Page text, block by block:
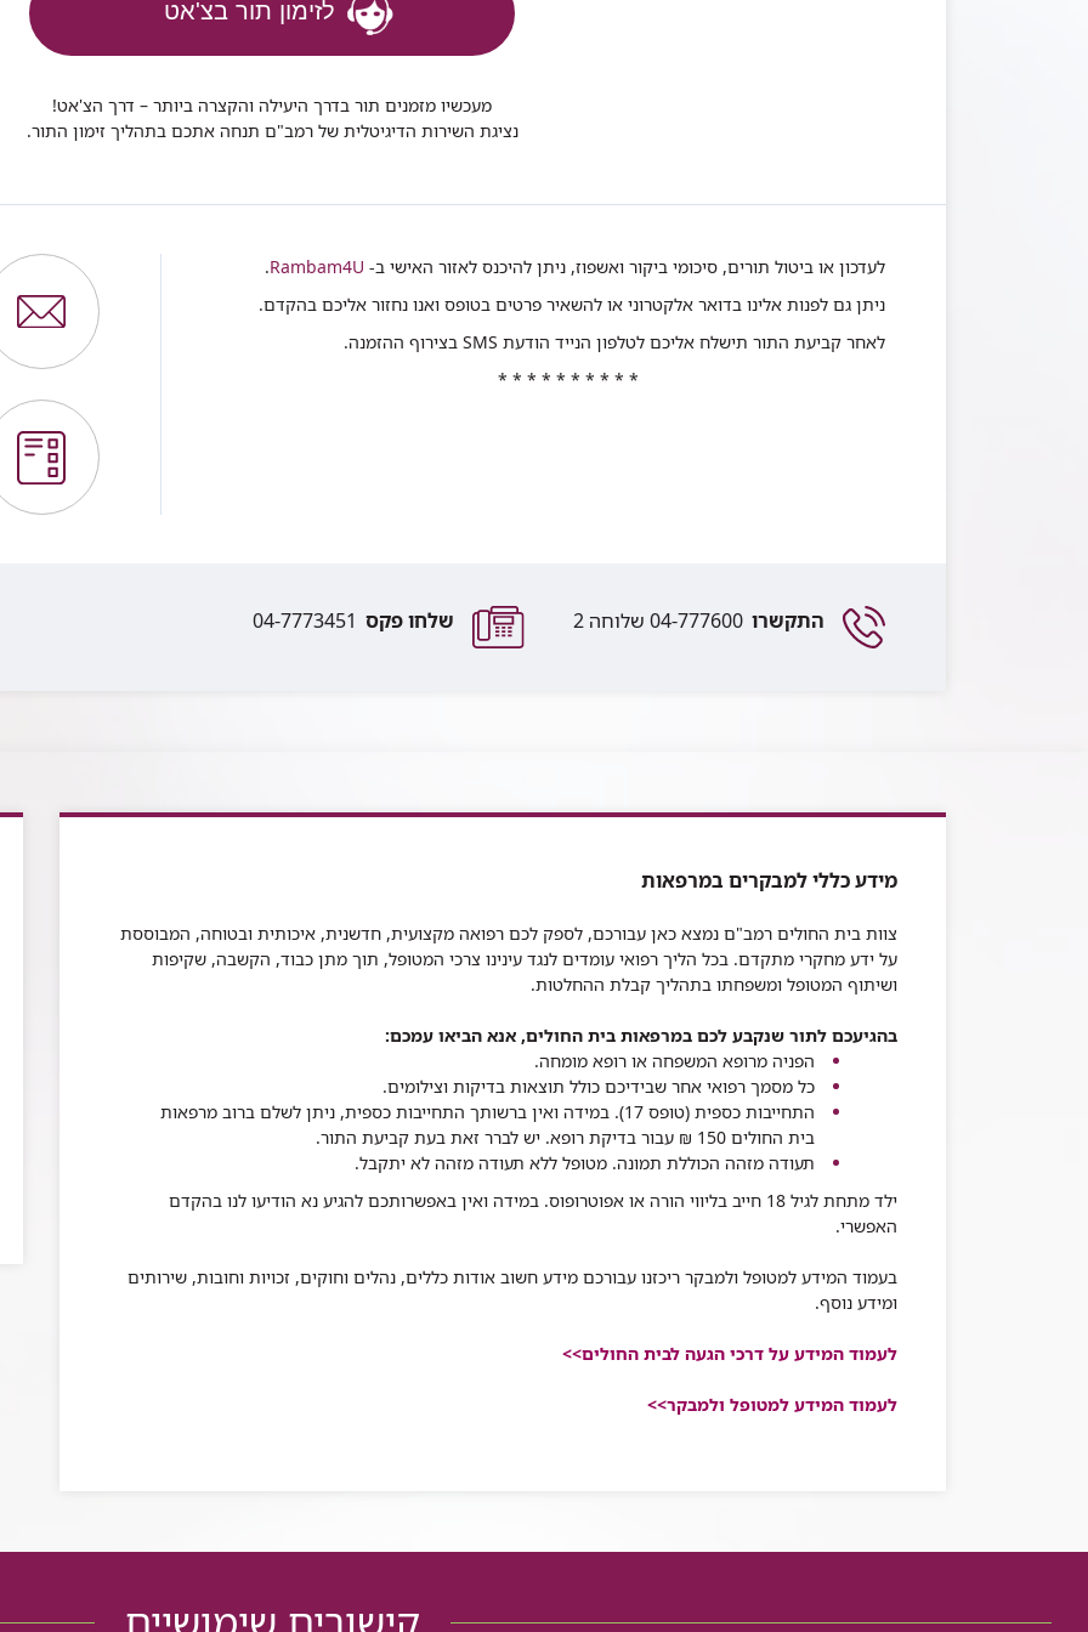
לזימון תור בצ'אט
מעכשיו מזמנים תור בדרך היעילה והקצרה ביותר – דרך הצ'אט!
נציגת השירות הדיגיטלית של רמב"ם תנחה אתכם בתהליך זימון התור.
לעדכון או ביטול תורים, סיכומי ביקור ואשפוז, ניתן להיכנס לאזור האישי ב- Rambam4U
.
ניתן גם לפנות אלינו בדואר אלקטרוני או להשאיר פרטים בטופס ואנו נחזור אליכם בהקדם.
לאחר קביעת התור תישלח אליכם לטלפון הנייד הודעת SMS בצירוף ההזמנה.
* * * * * * * * * *
התקשרו 04-777600 שלוחה 2 שלחו פקס 04-7773451
מידע כללי למבקרים במרפאות
צוות בית החולים רמב"ם נמצא כאן עבורכם, לספק לכם רפואה מקצועית, חדשנית, איכותית ובטוחה, המבוססת
על ידע מחקרי מתקדם. בכל הליך רפואי עומדים לנגד עינינו צרכי המטופל, תוך מתן כבוד, הקשבה, שקיפות
ושיתוף המטופל ומשפחתו בתהליך קבלת ההחלטות.
בהגיעכם לתור שנקבע לכם במרפאות בית החולים, אנא הביאו עמכם:
הפניה מרופא המשפחה או רופא מומחה.
כל מסמך רפואי אחר שבידיכם כולל תוצאות בדיקות וצילומים.
התחייבות כספית (טופס 17). במידה ואין ברשותך התחייבות כספית, ניתן לשלם ברוב מרפאות
בית החולים 150 ₪ עבור בדיקת רופא. יש לברר זאת בעת קביעת התור.
תעודה מזהה הכוללת תמונה. מטופל ללא תעודה מזהה לא יתקבל.
ילד מתחת לגיל 18 חייב בליווי הורה או אפוטרופוס
. במידה ואין באפשרותכם להגיע נא הודיעו לנו בהקדם
האפשרי.
בעמוד המידע למטופל ולמבקר ריכזנו עבורכם מידע חשוב אודות כללים, נהלים וחוקים, זכויות וחובות, שירותים
ומידע נוסף.
לעמוד המידע על דרכי הגעה לבית החולים>>
לעמוד המידע למטופל ולמבקר>>